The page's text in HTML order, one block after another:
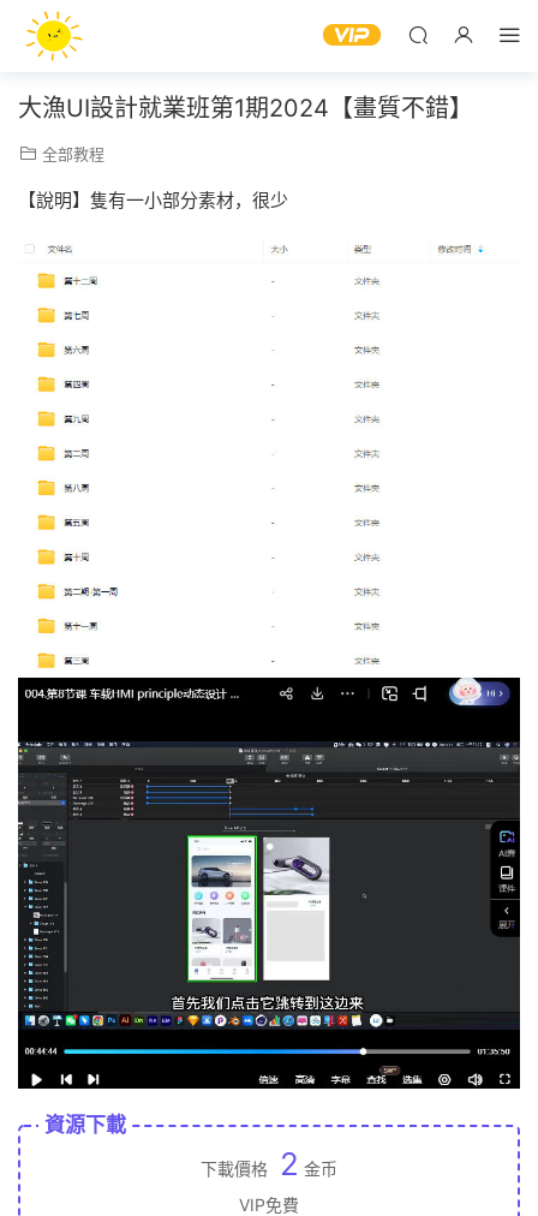
大漁UI設計就業班第1期2024【畫質不錯】
全部教程
【說明】隻有一小部分素材，很少
資源下載
下載價格 2 金币
VIP免費